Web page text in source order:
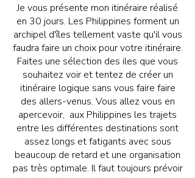
Je vous présente mon itinéraire réalisé
en 30 jours. Les Philippines forment un
archipel d'îles tellement vaste qu'il vous
faudra faire un choix pour votre itinéraire.
Faites une sélection des iles que vous
souhaitez voir et tentez de créer un
itinéraire logique sans vous faire faire
des allers-venus. Vous allez vous en
apercevoir, aux Philippines les trajets
entre les différentes destinations sont
assez longs et fatigants avec sous
beaucoup de retard et une organisation
pas très optimale. Il faut toujours prévoir